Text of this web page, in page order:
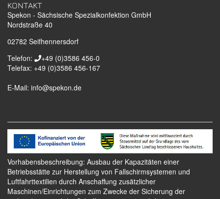
KONTAKT
Spekon - Sächsische Spezialkonfektion GmbH
Nordstraße 40
02782 Seifhennersdorf
Telefon:
+49 (0)3586 456-0
Telefax: +49 (0)3586 456-167
E-Mail: info@spekon.de
Vorhabensbeschreibung: Ausbau der Kapazitäten einer
Betriebsstätte zur Herstellung von Fallschirmsystemen und
Luftfahrttextilien durch Anschaffung zusätzlicher
Maschinen/Einrichtungen zum Zwecke der Sicherung der